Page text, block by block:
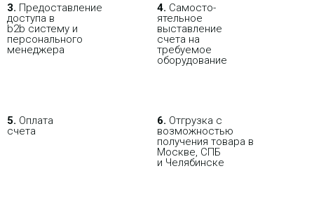
3. Пре­до­ста­вле­ние
доступа в
b2b систему и
персо­нального
мене­джера
4. Само­сто­-
ятель­ное
выставление
счета на
требуемое
оборудование
5. Оплата
счета
6. Отгрузка с
возможностью
получения товара в
Москве, СПБ
и Челябинске